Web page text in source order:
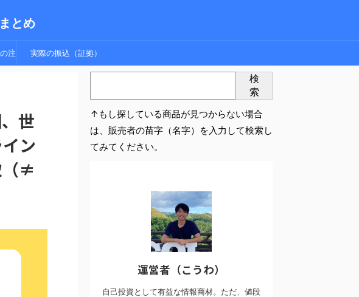
とめ
注 実際の振込（証拠）
世
ン
（≠
検
索
↑もし探している商品が見つからない場合
は、販売者の苗字（名字）を入力して検索し
てみてください。
運営者（こうわ）
自己投資として有益な情報商材。ただ、値段